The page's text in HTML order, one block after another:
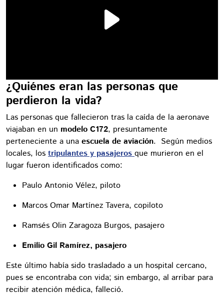
¿Quiénes eran las personas que
perdieron la vida?
Las personas que fallecieron tras la caída de la aeronave
viajaban en un modelo C172, presuntamente
perteneciente a una escuela de aviación. Según medios
locales, los tripulantes y pasajeros que murieron en el
lugar fueron identificados como:
Paulo Antonio Vélez, piloto
Marcos Omar Martínez Tavera, copiloto
Ramsés Olin Zaragoza Burgos, pasajero
Emilio Gil Ramírez, pasajero
Este último había sido trasladado a un hospital cercano,
pues se encontraba con vida; sin embargo, al arribar para
recibir atención médica, falleció.